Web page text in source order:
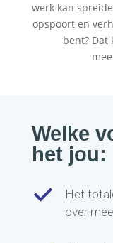
werk kan
opspoort en
bent? Dat
Welke
het jou:
Het
over